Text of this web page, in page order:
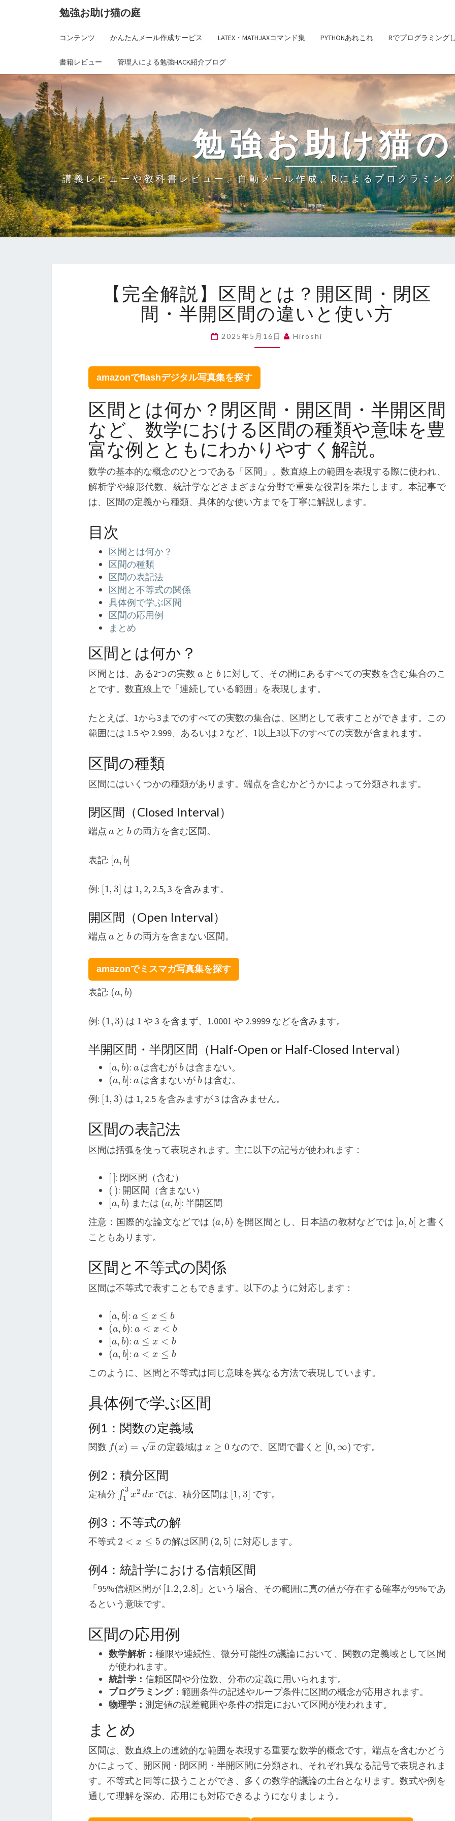
勉強お助け猫の庭
コンテンツ かんたんメール作成サービス LATEX・MATHJAXコマンド集 PYTHONあれこれ Rでプログラミング
書籍レビュー 管理人による勉強HACK紹介ブログ
勉強お助け猫
講義レビューや教科書レビュー、自動メール作成、Rによるプログラミン
全
解
説】
間
間・
閉
区
間・
半
開
区
間
の
【完全解説】区間とは？開区間・閉区
間・半開区間の違いと使い方
2025年5月16日 Hiroshi
amazonでflashデジタル写真集を探す
区間とは何か？閉区間・開区間・半開区間
など、数学における区間の種類や意味を豊
富な例とともにわかりやすく解説。
数学の基本的な概念のひとつである「区間」。数直線上の範囲を表現する際に使われ、
解析学や線形代数、統計学などさまざまな分野で重要な役割を果たします。本記事で
は、区間の定義から種類、具体的な使い方までを丁寧に解説します。
目次
区間とは何か？
区間の種類
区間の表記法
区間と不等式の関係
具体例で学ぶ区間
区間の応用例
まとめ
区間とは何か？
区間とは、ある2つの実数 とbに対して、その間にあるすべての実数を含む集合のこ
とです。数直線上で「連続している範囲」を表現します。
たとえば、1から3までのすべての実数の集合は、区間として表すことができます。この
範囲には 1.5 や 2.999、あるいは 2 など、1以上3以下のすべての実数が含まれます。
区間の種類
区間にはいくつかの種類があります。端点を含むかどうかによって分類されます。
閉区間（Closed Interval）
端点 とbの両方を含む区間。
表記: [ b]
例: [1 3] は 1, 2, 2.5, 3 を含みます。
開区間（Open Interval）
端点 とbの両方を含まない区間。
amazonでミスマガ写真集を探す
表記: ( b)
例: (1 3) は 1 や 3 を含まず、1.0001 や 2.9999 などを含みます。
半開区間・半閉区間（Half-Open or Half-Closed Interval）
[ b): は含むがbは含まない。
(a, b]: a は含まないがbは含む。
例: [1 3) は 1, 2.5 を含みますが 3 は含みません。
区間の表記法
区間は括弧を使って表現されます。主に以下の記号が使われます：
[]: 閉区間（含む）
() : 開区間（含まない）
[ a,b) または (a ,b]: 半開区間
注意：国際的な論文などでは (a b ) を開区間とし、日本語の教材などでは ] b [ と書く
こともあります。
区間と不等式の関係
区間は不等式で表すこともできます。以下のように対応します：
[ b]: x≤
(a, b):a <x <b
[a,b): a≤ x<b
(a, b]: a<x≤b
このように、区間と不等式は同じ意味を異なる方法で表現しています。
具体例で学ぶ区間
例1：関数の定義域
関数 f(x = の定義域は ≥0 なので、区間で書くと [0 です。
例2：積分区間
定積分 13 2 x では、積分区間は [1 3] です。
例3：不等式の解
不等式 2 の解は区間 (2, 5] に対応します。
例4：統計学における信頼区間
「95%信頼区間が [1.2 2.8] 」という場合、その範囲に真の値が存在する確率が95%であ
るという意味です。
区間の応用例
数学解析：極限や連続性、微分可能性の議論において、関数の定義域として区間
が使われます。
統計学： 信頼区間や分位数、分布の定義に用いられます。
プログラミング： 範囲条件の記述やループ条件に区間の概念が応用されます。
物理学： 測定値の誤差範囲や条件の指定において区間が使われます。
まとめ
区間は、数直線上の連続的な範囲を表現する重要な数学的概念です。端点を含むかどう
かによって、開区間・閉区間・半開区間に分類され、それぞれ異なる記号で表現されま
す。不等式と同等に扱うことができ、多くの数学的議論の土台となります。数式や例を
通して理解を深め、応用にも対応できるようになりましょう。